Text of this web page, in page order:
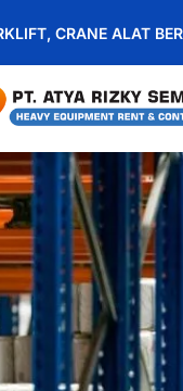
CRANE ALAT